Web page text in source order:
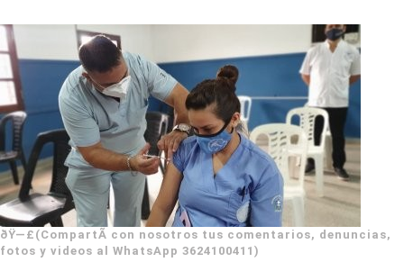
ðŸ—£(CompartÃ­ con nosotros tus comentarios, denuncias,
fotos y videos al WhatsApp 3624100411)